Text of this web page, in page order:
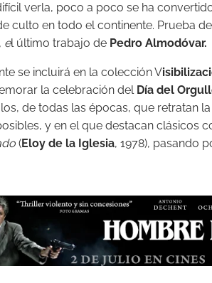
verla, poco a poco se ha
culto en todo el continente. Prueba
el último trabajo de Pedro Almodóvar.
se incluirá en la colección V
la celebración del Día del
de todas las épocas, que retratan
y en el que destacan clásicos
(Eloy de la Iglesia, 1978), pasando